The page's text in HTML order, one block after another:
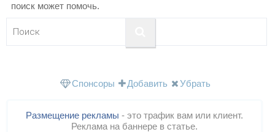
поиск может помочь.
Спонсоры Добавить Убрать
Размещение рекламы - это трафик вам или клиент.
Реклама на баннере в статье.